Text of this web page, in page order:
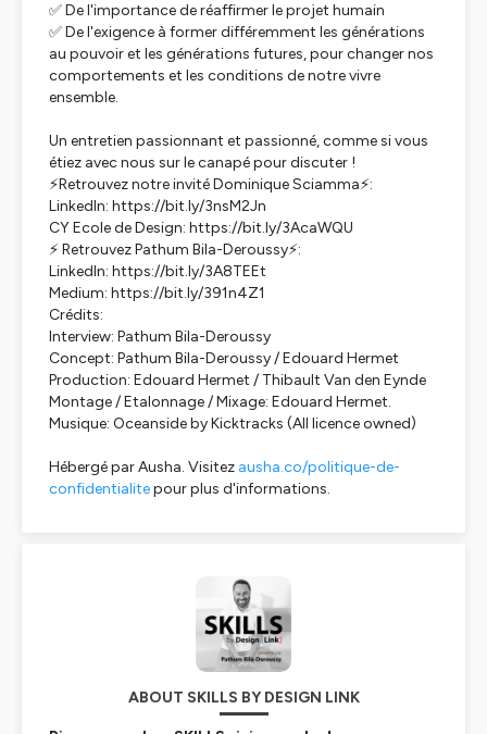
✅ De l'importance de réaffirmer le projet humain
✅ De l'exigence à former différemment les générations
au pouvoir et les générations futures, pour changer nos
comportements et les conditions de notre vivre
ensemble.
Un entretien passionnant et passionné, comme si vous
étiez avec nous sur le canapé pour discuter !
⚡️Retrouvez notre invité Dominique Sciamma⚡️:
LinkedIn: https://bit.ly/3nsM2Jn
CY Ecole de Design: https://bit.ly/3AcaWQU
⚡️ Retrouvez Pathum Bila-Deroussy⚡️:
LinkedIn: https://bit.ly/3A8TEEt
Medium: https://bit.ly/391n4Z1
Crédits:
Interview: Pathum Bila-Deroussy
Concept: Pathum Bila-Deroussy / Edouard Hermet
Production: Edouard Hermet / Thibault Van den Eynde
Montage / Etalonnage / Mixage: Edouard Hermet.
Musique: Oceanside by Kicktracks (All licence owned)
Hébergé par Ausha. Visitez ausha.co/politique-de-
confidentialitepour plus d'informations.
ABOUT SKILLS BY DESIGN LINK